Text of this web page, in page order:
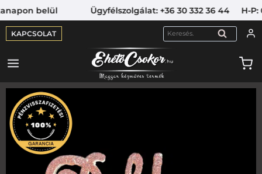
belül Ügyfélszolgálat: +36 30 332 36 44 H-
KAPCSOLAT KERESÉS